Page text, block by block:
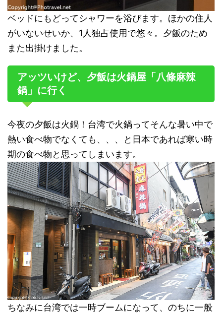
ベッドにもどってシャワーを浴びます。ほかの住人
がいないせいか、1人独占使用で悠々。夕飯のため
また出掛けました。
アッツいけど、夕飯は火鍋屋「八條麻辣
鍋」に行く
今夜の夕飯は火鍋！台湾で火鍋ってそんな暑い中で
熱い食べ物でなくても、、、と日本であれば寒い時
期の食べ物と思ってしまいます。
ちなみに台湾では一時ブームになって、のちに一般